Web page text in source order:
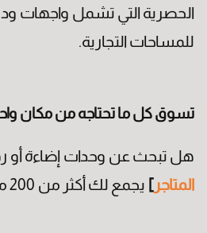
الاختصاص
الحصرية التي تشمل واجهات
للمساحات التجارية.
تسوق كل ما تحتاجه من مكان
هل تبحث عن وحدات إضاءة
المتاجر] يجمع لك أكثر من 200 متجر عربي وعالمي.